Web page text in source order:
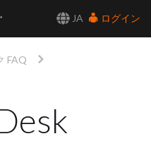
JA
ログイン
FAQ